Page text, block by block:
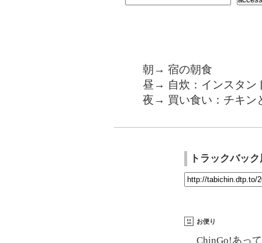
朝→ 宿の朝食
昼→ 自炊：インスタン
夜→ 買い食い：チキン
トラックバッ
お便り
ChinGo!あっ